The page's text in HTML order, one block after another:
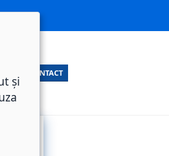
CONTACT
și